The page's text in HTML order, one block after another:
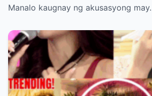
Manalo kaugnay ng akusasyong